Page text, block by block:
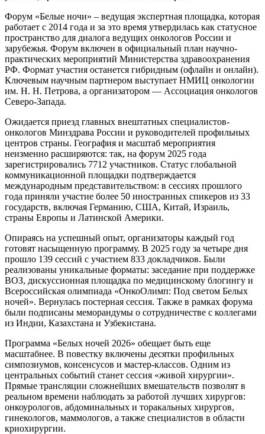
Форум «Белые ночи» – ведущая экспертная площадка, которая
работает с 2014 года и за это время утвердилась как статусное
пространство для диалога ведущих онкологов России и
зарубежья. Форум включен в официальный план научно-
практических мероприятий Министерства здравоохранения
РФ. Формат участия останется гибридным (офлайн и онлайн).
Ключевым научным партнером выступает НМИЦ онкологии
им. Н. Н. Петрова, а организатором — Ассоциация онкологов
Северо-Запада.
Ожидается приезд главных внештатных специалистов-
онкологов Минздрава России и руководителей профильных
центров страны. География и масштаб мероприятия
неизменно расширяются: так, на форум 2025 года
зарегистрировались 7712 участников. Статус глобальной
коммуникационной площадки подтверждается
международным представительством: в сессиях прошлого
года приняли участие более 50 иностранных спикеров из 33
государств, включая Германию, США, Китай, Израиль,
страны Европы и Латинской Америки.
Опираясь на успешный опыт, организаторы каждый год
готовят насыщенную программу. В 2025 году за четыре дня
прошло 139 сессий с участием 833 докладчиков. Были
реализованы уникальные форматы: заседание при поддержке
ВОЗ, дискуссионная площадка по медицинскому блогингу и
Всероссийская олимпиада «ОнкоОлимп: Под светом Белых
ночей». Вернулась постерная сессия. Также в рамках форума
были подписаны меморандумы о сотрудничестве с коллегами
из Индии, Казахстана и Узбекистана.
Программа «Белых ночей 2026» обещает быть еще
масштабнее. В повестку включены десятки профильных
симпозиумов, консенсусов и мастер-классов. Одним из
центральных событий станет сессия «живой хирургии».
Прямые трансляции сложнейших вмешательств позволят в
реальном времени наблюдать за работой лучших хирургов:
онкоурологов, абдоминальных и торакальных хирургов,
гинекологов, маммологов, а также специалистов в области
криохирургии.